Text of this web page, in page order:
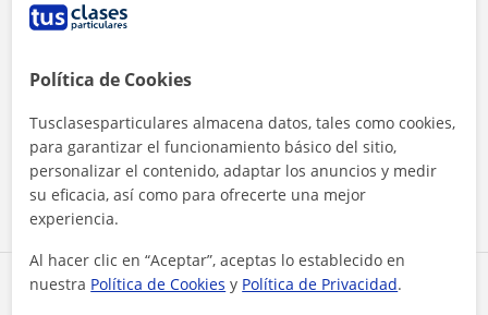
Comparte a este profesor
Al hacer clic, aceptas nuestro aviso legaly de privacidad
Contactar ahora
Política de Cookies
Tusclasesparticulares almacena datos, tales como cookies,
para garantizar el funcionamiento básico del sitio,
personalizar el contenido, adaptar los anuncios y medir
su eficacia, así como para ofrecerte una mejor
experiencia.
Al hacer clic en “Aceptar”, aceptas lo establecido en
nuestra Política de Cookies y Política de Privacidad.